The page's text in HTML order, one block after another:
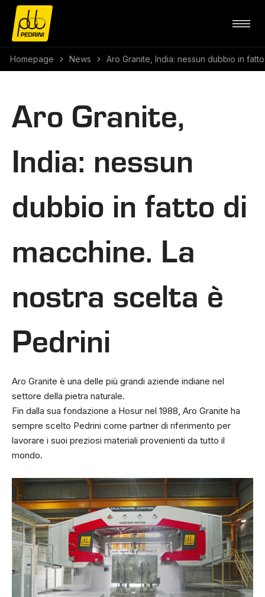
Homepage News Aro Granite, India: nessun dubbio in
Aro Granite,
India: nessun
dubbio in fatto di
macchine. La
nostra scelta è
Pedrini
Aro Granite è una delle più grandi aziende indiane nel
settore della pietra naturale.
Fin dalla sua fondazione a Hosur nel 1988, Aro Granite ha
sempre scelto Pedrini come partner di riferimento per
lavorare i suoi preziosi materiali provenienti da tutto il
mondo.